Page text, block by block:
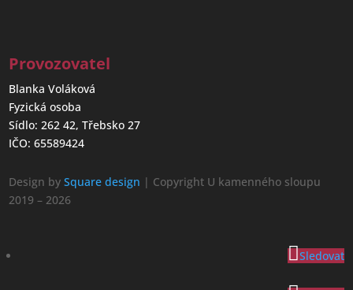
Provozovatel
Blanka Voláková
Fyzická osoba
Sídlo: 262 42, Třebsko 27
IČO: 65589424
Design bySquare design | Copyright U kamenného sloupu
2019 – 2026
Sledovat